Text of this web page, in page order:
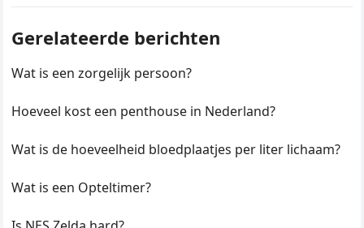
Gerelateerde berichten
Wat is een zorgelijk persoon?
Hoeveel kost een penthouse in Nederland?
Wat is de hoeveelheid bloedplaatjes per liter lichaam?
Wat is een Opteltimer?